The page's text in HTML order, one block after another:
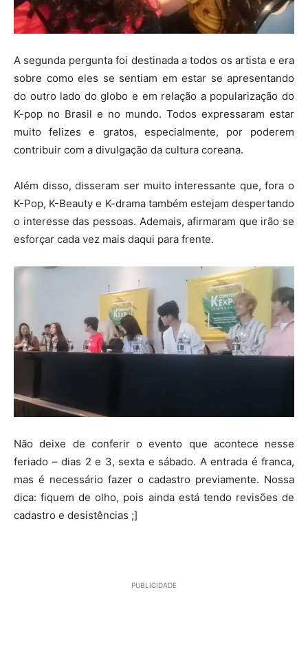
A segunda pergunta foi destinada a todos os artista e era
sobre como eles se sentiam em estar se apresentando
do outro lado do globo e em relação a popularização do
K-pop no Brasil e no mundo. Todos expressaram estar
muito felizes e gratos, especialmente, por poderem
contribuir com a divulgação da cultura coreana.
Além disso, disseram ser muito interessante que, fora o
K-Pop, K-Beauty e K-drama também estejam despertando
o interesse das pessoas. Ademais, afirmaram que irão se
esforçar cada vez mais daqui para frente.
Não deixe de conferir o evento que acontece nesse
feriado – dias 2 e 3, sexta e sábado. A entrada é franca,
mas é necessário fazer o cadastro previamente. Nossa
dica: fiquem de olho, pois ainda está tendo revisões de
cadastro e desistências ;]
PUBLICIDADE